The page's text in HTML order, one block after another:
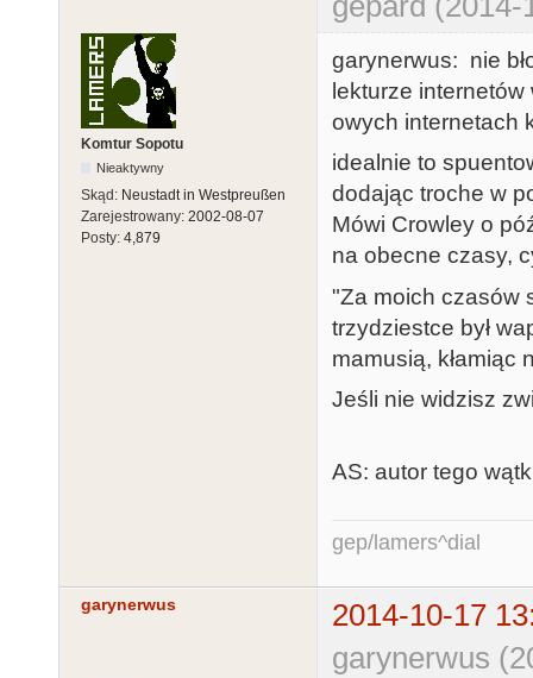
Komtur Sopotu
Nieaktywny
Skąd: Neustadt in Westpreußen
Zarejestrowany: 2002-08-07
Posty: 4,879
garynerwus: nie
lekturze
owych internetach
idealnie to
dodając troche w
Mówi Crowley o
na obecne czasy,
"Za moich czasów
trzydziestce był
mamusią, kłamiąc
Jeśli nie widzisz
AS: autor tego
gep/lamers^dial
garynerwus
2014-10-17
garynerwus